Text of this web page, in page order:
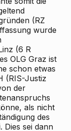
(RZ
wurde
(6 R
OLG Graz ist
schon etwas
(RIS-Justiz
der
als nicht
des
Dies sei dann